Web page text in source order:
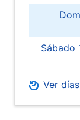
Sábado
Ver